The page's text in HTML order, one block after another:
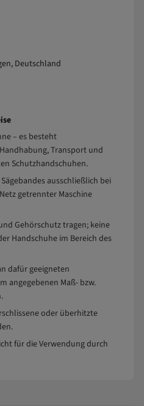
Deutschland
– es besteht
Transport und
Schutzhandschuhen.
ausschließlich bei
getrennter Maschine
Gehörschutz tragen; keine
Handschuhe im Bereich des
dafür geeigneten
angegebenen Maß- bzw.
oder überhitzte
für die Verwendung durch